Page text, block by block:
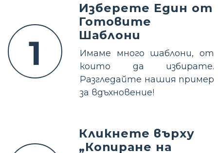
1
Изберете Един от
Готовите
Шаблони
Имаме много шаблони, от
които да избирате.
Разгледайте нашия пример
за вдъхновение!
Кликнете върху
„Копиране на